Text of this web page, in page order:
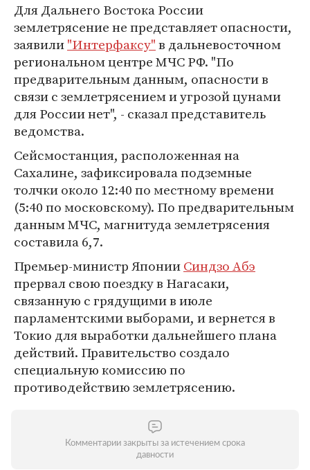
Для Дальнего Востока России
землетрясение не представляет опасности,
заявили"Интерфаксу"в дальневосточном
региональном центре МЧС РФ. "По
предварительным данным, опасности в
связи с землетрясением и угрозой цунами
для России нет", - сказал представитель
ведомства.
Сейсмостанция, расположенная на
Сахалине, зафиксировала подземные
толчки около 12:40 по местному времени
(5:40 по московскому). По предварительным
данным МЧС, магнитуда землетрясения
составила 6,7.
Премьер-министр ЯпонииСиндзо Абэ
прервал свою поездку в Нагасаки,
связанную с грядущими в июле
парламентскими выборами, и вернется в
Токио для выработки дальнейшего плана
действий. Правительство создало
специальную комиссию по
противодействию землетрясению.
Комментарии закрыты за истечением срока
давности